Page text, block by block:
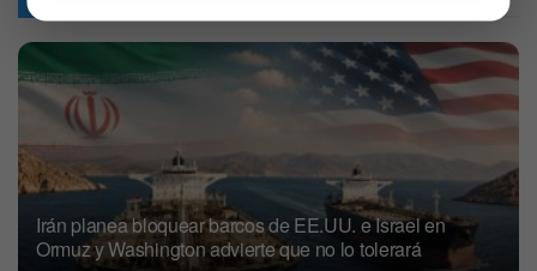
Irán planea bloquear barcos de EE.UU. e Israel en
Ormuz y Washington advierte que no lo tolerará